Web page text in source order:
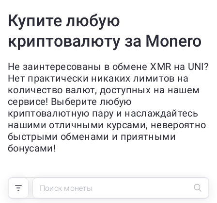
Купите любую
криптовалюту за Monero
Не заинтересованы в обмене XMR на UNI?
Нет практически никаких лимитов на
количество валют, доступных на нашем
сервисе! Выберите любую
криптовалютную пару и наслаждайтесь
нашими отличными курсами, невероятно
быстрыми обменами и приятными
бонусами!